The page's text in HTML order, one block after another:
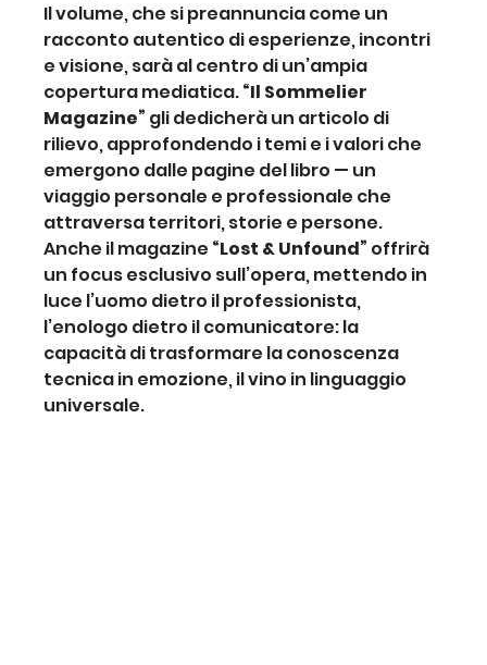
Il volume, che si preannuncia come un
racconto autentico di esperienze, incontri
e visione, sarà al centro di un’ampia
copertura mediatica. “Il Sommelier
Magazine” gli dedicherà un articolo di
rilievo, approfondendo i temi e i valori che
emergono dalle pagine del libro — un
viaggio personale e professionale che
attraversa territori, storie e persone.
Anche il magazine “Lost & Unfound” offrirà
un focus esclusivo sull’opera, mettendo in
luce l’uomo dietro il professionista,
l’enologo dietro il comunicatore: la
capacità di trasformare la conoscenza
tecnica in emozione, il vino in linguaggio
universale.